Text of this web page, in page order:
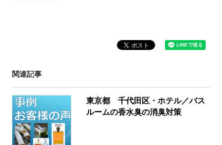
関連記事
東京都 千代田区・ホテル／バス
ルームの香水臭の消臭対策